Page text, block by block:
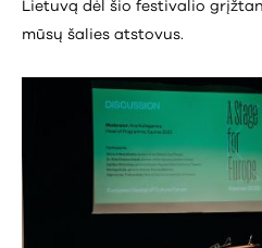
Lietuvą dėl šio festivalio
mūsų šalies atstovus.